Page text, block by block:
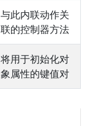
与此内联动作关
联的控制器方法
将用于初始化对
象属性的键值对